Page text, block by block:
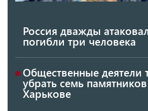
Россия дважды
погибли три человека
Общественные деятели
убрать семь
Харькове